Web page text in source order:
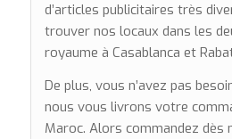
d’articles publicitaires très
trouver nos locaux dans les
royaume à Casablanca et
De plus, vous n’avez pas
nous vous livrons votre
Maroc. Alors commandez dès